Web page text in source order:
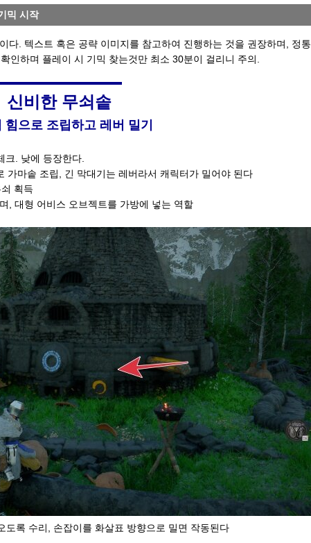
믹 시작
다. 텍스트 혹은 공략 이미지를 참고하여 진행하는 것을 권장하며, 정통
인하며 플레이 시 기믹 찾는것만 최소 30분이 걸리니 주의.
신비한 무쇠솥
힘으로 조립하고 레버 밀기
크. 낮에 등장한다.
가마솥 조립, 긴 막대기는 레버라서 캐릭터가 밀어야 된다
획득
, 대형 어비스 오브젝트를 가방에 넣는 역할
도록 수리, 손잡이를 화살표 방향으로 밀면 작동된다